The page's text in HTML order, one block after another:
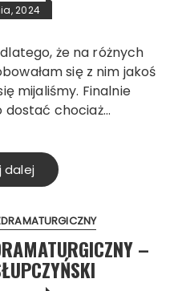
2024
że na różnych
się z nim jakoś
mijaliśmy. Finalnie
dostać chociaż…
dalej
–